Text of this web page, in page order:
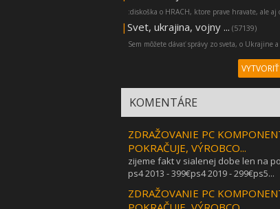
:diskoška o HRACH, ktore prave hravate, ale aj
| Svet, ukrajina, vojny ... (57139)
Sem môžete dávať správy zo sveta, o Ukrajine
VYTVORIŤ
KOMENTÁRE
ZDRAŽOVANIE PC
POKRAČUJE, VÝROBCO...
zijeme fakt v sialenej dobe len na
ps4 2013 - 399€ps4 2019 - 299€ps5...
ZDRAŽOVANIE PC